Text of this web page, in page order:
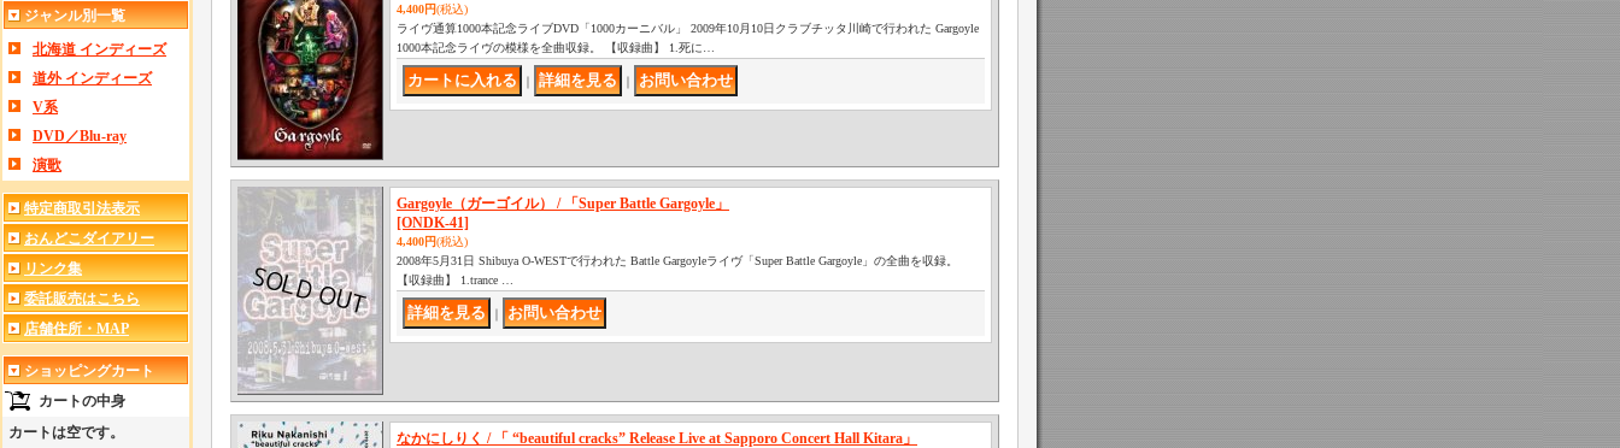
ジャンル別一覧
北海道 インディーズ
道外 インディーズ
V系
DVD／Blu-ray
演歌
特定商取引法表示
おんどこダイアリー
リンク集
委託販売はこちら
店舗住所・MAP
ショッピングカート
カートの中身
カートは空です。
4,400円(税込)
ライヴ通算1000本記念ライブDVD「1000カーニバル」 2009年10月10日クラブチッタ川崎で行われた Gargoyle
1000本記念ライヴの模様を全曲収録。 【収録曲】 1.死に…
｜ ｜
Gargoyle（ガーゴイル） / 「Super Battle Gargoyle」
[ONDK-41]
4,400円(税込)
2008年5月31日 Shibuya O-WESTで行われた Battle Gargoyleライヴ「Super Battle Gargoyle」の全曲を収録。
【収録曲】 1.trance …
｜
なかにしりく / 「 “beautiful cracks” Release Live at Sapporo Concert Hall Kitara」